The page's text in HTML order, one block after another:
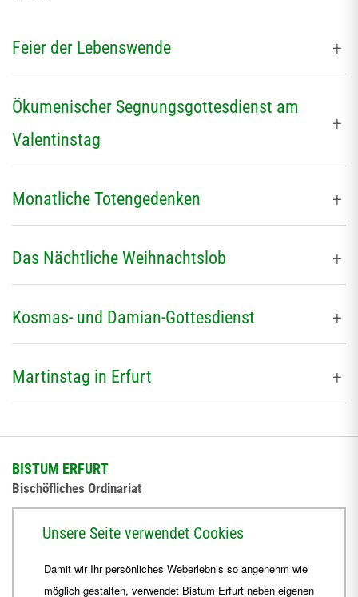
Feier der Lebenswende
Ökumenischer Segnungsgottesdienst am
Valentinstag
Monatliche Totengedenken
Das Nächtliche Weihnachtslob
Kosmas- und Damian-Gottesdienst
Martinstag in Erfurt
BISTUM ERFURT
Bischöfliches Ordinariat
+49 361 6572-444
Unsere Seite verwendet Cookies
Damit wir Ihr persönliches Weberlebnis so angenehm wie
möglich gestalten, verwendet Bistum Erfurt neben eigenen